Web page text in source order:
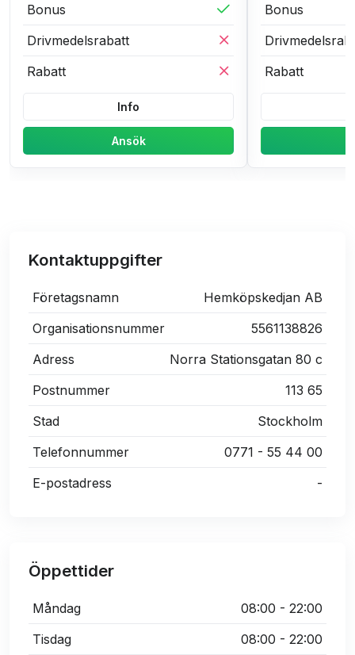
Bonus
Drivmedelsrabatt
Rabatt
Info
Ansök
Bonus
Rabatt
Kontaktuppgifter
Företagsnamn
Hemköpskedjan AB
Organisationsnummer
5561138826
Adress
Norra Stationsgatan 80 c
Postnummer
113 65
Stad
Stockholm
Telefonnummer
0771 - 55 44 00
E-postadress
-
Öppettider
Måndag
08:00 - 22:00
Tisdag
08:00 - 22:00